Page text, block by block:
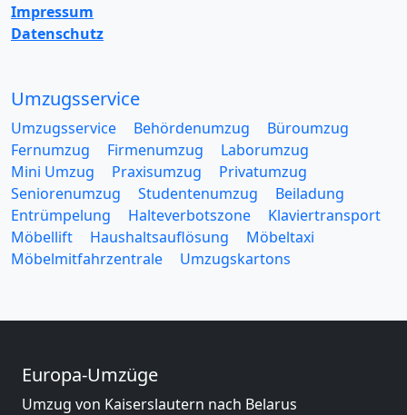
Impressum
Datenschutz
Umzugsservice
Umzugsservice Behördenumzug
Büroumzug
Fernumzug
Firmenumzug
Laborumzug
Mini Umzug
Praxisumzug
Privatumzug
Seniorenumzug
Studentenumzug
Beiladung
Entrümpelung
Halteverbotszone
Klaviertransport
Möbellift
Haushaltsauflösung
Möbeltaxi
Möbelmitfahrzentrale
Umzugskartons
Europa-Umzüge
Umzug von Kaiserslautern nach Belarus